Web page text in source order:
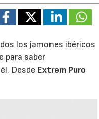
los jamones ibéricos
para saber
Desde Extrem Puro